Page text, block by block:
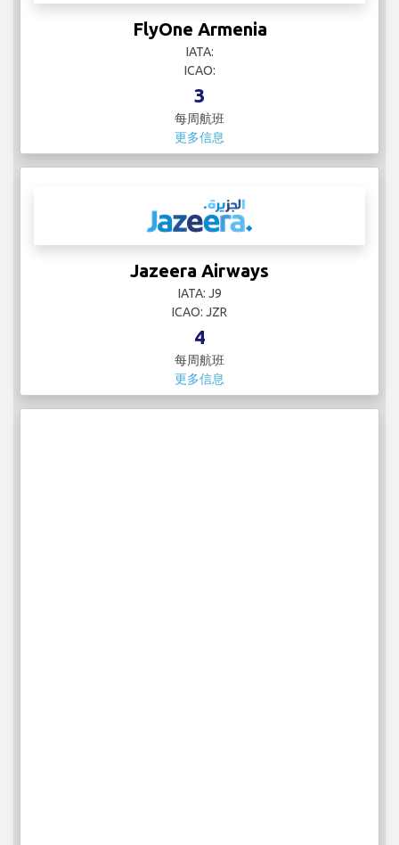
FlyOne Armenia
IATA:
ICAO:
3
每周航班
更多信息
Jazeera Airways
IATA: J9
ICAO: JZR
4
每周航班
更多信息